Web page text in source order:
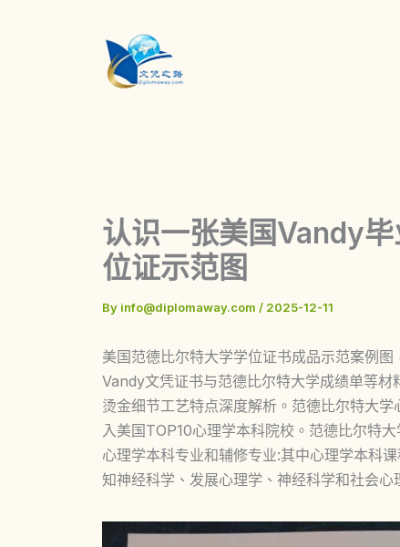
认识一张美国Vandy
位证示范图
By info@diplomaway.com / 2025-12-11
美国范德比尔特大学学位证书成品示范案例
Vandy文凭证书与范德比尔特大学成绩单等
烫金细节工艺特点深度解析。范德比尔特大
入美国TOP10心理学本科院校。范德比尔特
心理学本科专业和辅修专业:其中心理学本科
知神经科学、发展心理学、神经科学和社会心